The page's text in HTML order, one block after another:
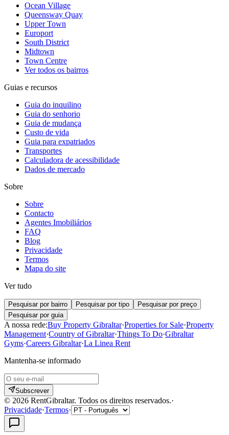
Ocean Village
Queensway Quay
Upper Town
Europort
South District
Midtown
Town Centre
Ver todos os bairros
Guias e recursos
Guia do inquilino
Guia do senhorio
Guia de mudança
Custo de vida
Guia para expatriados
Transportes
Calculadora de acessibilidade
Dados de mercado
Sobre
Sobre
Contacto
Agentes Imobiliários
FAQ
Blog
Privacidade
Termos
Mapa do site
Ver tudo
Pesquisar por bairro Pesquisar por tipo
Pesquisar por preço
Pesquisar por guia
A nossa rede:Buy Property Gibraltar·Properties for Sale·Property
Management·Country of Gibraltar·Things To Do·Gibraltar
Gyms·Careers Gibraltar·La Linea Rent
Mantenha-se informado
Subscrever
© 2026 RentGibraltar. Todos os direitos reservados.·
Privacidade·Termos·